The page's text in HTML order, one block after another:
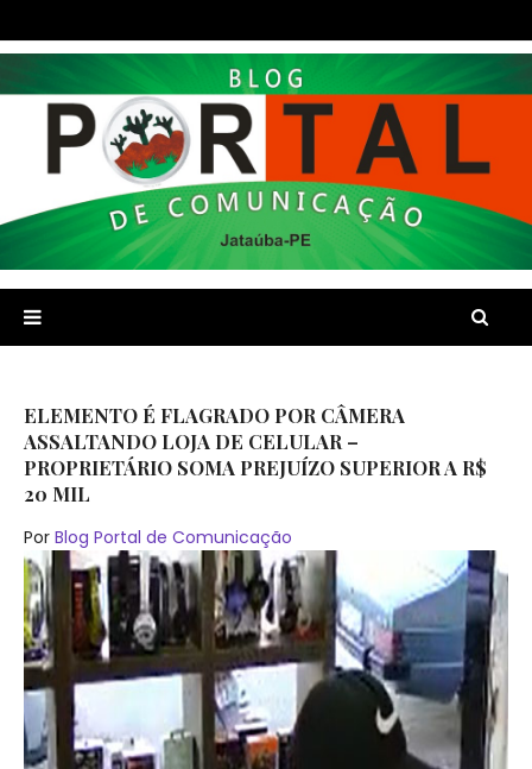
ELEMENTO É FLAGRADO POR CÂMERA
ASSALTANDO LOJA DE CELULAR –
PROPRIETÁRIO SOMA PREJUÍZO SUPERIOR A R$
20 MIL
Por Blog Portal de Comunicação